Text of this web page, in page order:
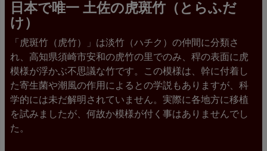
日本で唯一 土佐の虎斑竹（とらふだ
け）
「虎斑竹（虎竹）」は淡竹（ハチク）の仲間に分類さ
れ、高知県須崎市安和の虎竹の里でのみ、稈の表面に虎
模様が浮かぶ不思議な竹です。この模様は、幹に付着し
た寄生菌や潮風の作用によるとの学説もありますが、科
学的には未だ解明されていません。実際に各地方に移植
を試みましたが、何故か模様が付く事はありませんでし
た。